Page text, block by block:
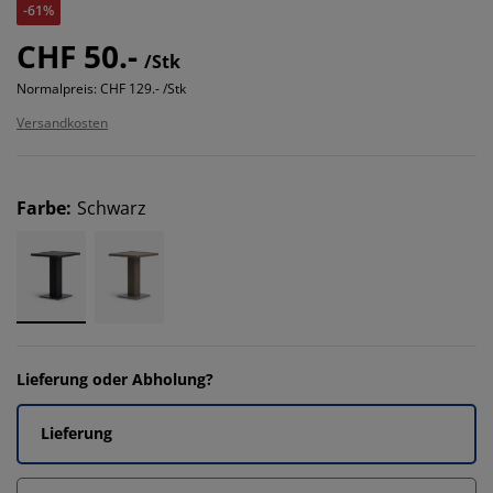
-61%
CHF 50.- /Stk
Normalpreis: CHF 129.- /Stk
Versandkosten
Farbe: Schwarz
Lieferung oder Abholung?
Lieferung